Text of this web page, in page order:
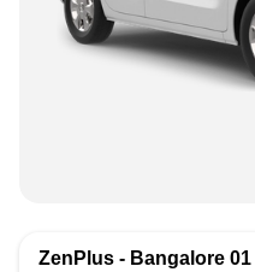
ZenPlus - Bangalore 01